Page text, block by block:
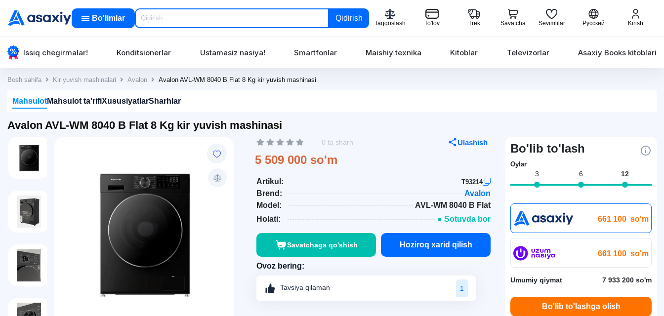
Bo'limlar Qidirish
Taqqoslash To'lov Trek Savatcha Sevimlilar Русский Kirish
Issiq chegirmalar! Konditsionerlar Ustamasiz nasiya! Smartfonlar Maishiy texnika Kitoblar Televizorlar Asaxiy Books kitoblari
Bosh sahifa Kir yuvish mashinalari Avalon Avalon AVL-WM 8040 B Flat 8 Kg kir yuvish mashinasi
MahsulotMahsulot ta'rifiXususiyatlarSharhlar
Avalon AVL-WM 8040 B Flat 8 Kg kir yuvish mashinasi
0 ta sharh Ulashish
5 509 000 so'm
Artikul: T93214
Brend:
Avalon
Model:
AVL-WM 8040 B Flat
Holati:
● Sotuvda bor
Savatchaga qo'shish Hoziroq xarid qilish
Ovoz bering:
Tavsiya qilaman 1
Bo'lib to'lash
Oylar
3 6 12
661 100 so'm
661 100 so'm
Umumiy qiymat 7 933 200 so'm
Bo'lib to'lashga olish